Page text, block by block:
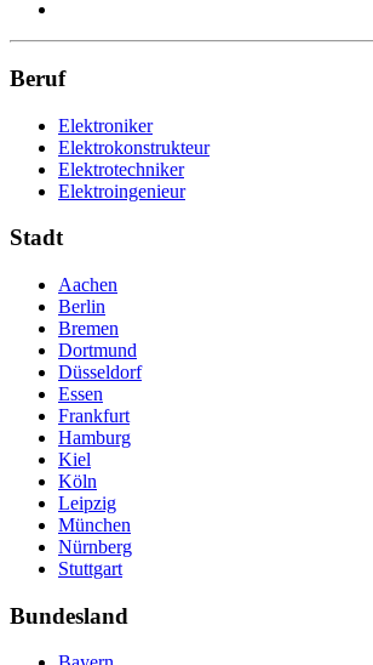
Beruf
Elektroniker
Elektrokonstrukteur
Elektrotechniker
Elektroingenieur
Stadt
Aachen
Berlin
Bremen
Dortmund
Düsseldorf
Essen
Frankfurt
Hamburg
Kiel
Köln
Leipzig
München
Nürnberg
Stuttgart
Bundesland